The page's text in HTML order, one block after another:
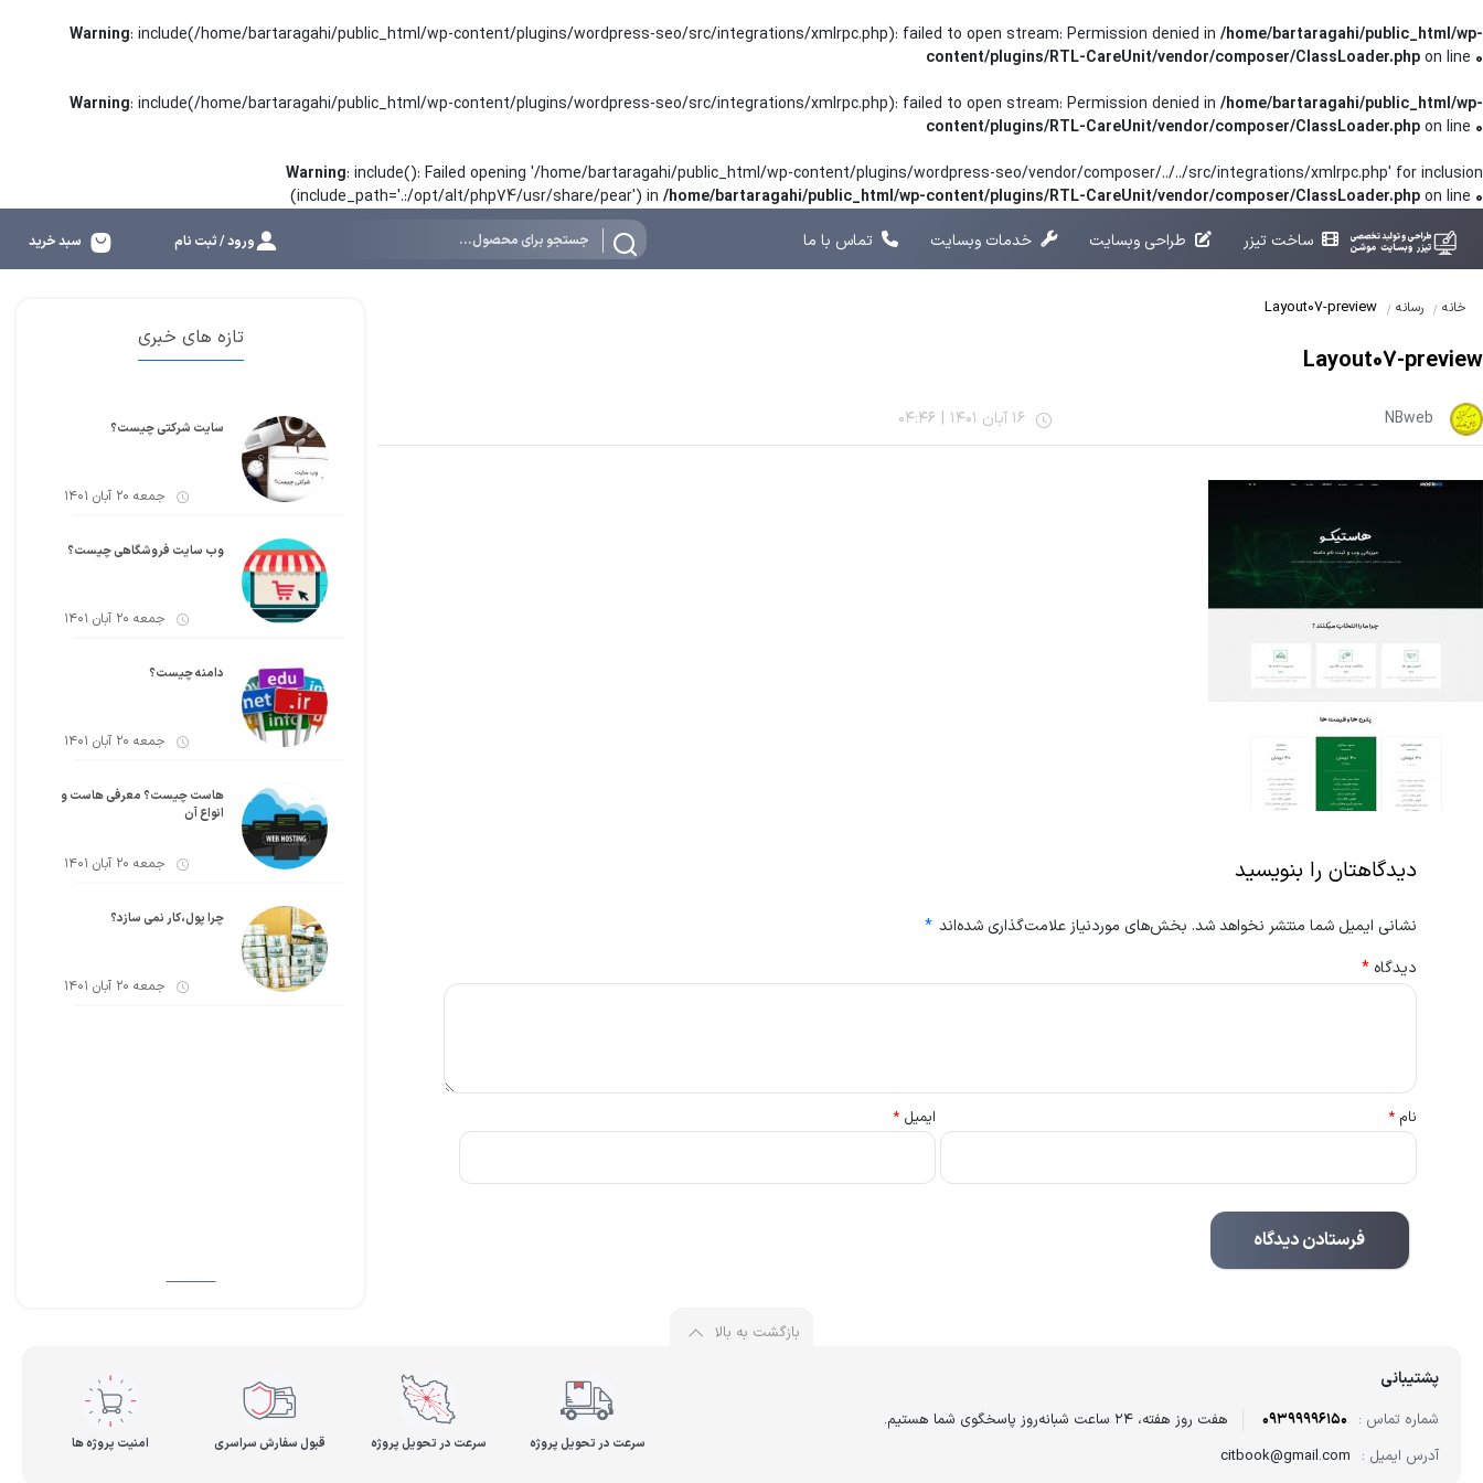
Warning: include(/home/bartaragahi/public_html/wp-content/plugins/wordpress-seo/src/integrations/xmlrpc.php): failed to open stream: Permission denied in /home/bartaragahi/public_html/wp-
content/plugins/RTL-CareUnit/vendor/composer/ClassLoader.phpon line 0
Warning: include(/home/bartaragahi/public_html/wp-content/plugins/wordpress-seo/src/integrations/xmlrpc.php): failed to open stream: Permission denied in /home/bartaragahi/public_html/wp-
content/plugins/RTL-CareUnit/vendor/composer/ClassLoader.phpon line 0
Warning: include(): Failed opening '/home/bartaragahi/public_html/wp-content/plugins/wordpress-seo/vendor/composer/../../src/integrations/xmlrpc.php' for inclusion
(include_path='.:/opt/alt/php74/usr/share/pear') in /home/bartaragahi/public_html/wp-content/plugins/RTL-CareUnit/vendor/composer/ClassLoader.phpon line 0
ساخت تیزر
طراحی وبسایت خدمات وبسایت تماس با ما ورود / ثبت نام سبد خرید
خانه رسانه
Layout07-preview
NBweb 16 آبان 1401 |
04:46
دیدگاهتان را بنویسید
نشانی ایمیل شما منتشر نخواهد شد. بخش‌های موردنیاز علامت‌گذاری شده‌اند *
دیدگاه*
نام* ایمیل*
تازه های خبری
سایت شرکتی چیست؟
جمعه 20 آبان 1401
وب سایت فروشگاهی چیست؟
جمعه 20 آبان 1401
دامنه چیست؟
جمعه 20 آبان 1401
هاست چیست؟ معرفی هاست و
انواع آن
جمعه 20 آبان 1401
چرا پول،کار نمی سازد؟
جمعه 20 آبان 1401
بازگشت به بالا
پشتیبانی
شماره تماس : 09399996150
هفت روز هفته، ۲۴ ساعت شبانه‌روز پاسخگوی شما هستیم.
آدرس ایمیل : citbook@gmail.com
سرعت در تحویل پروژه سرعت در تحویل پروژه قبول سفارش سراسری امنیت پروژه ها